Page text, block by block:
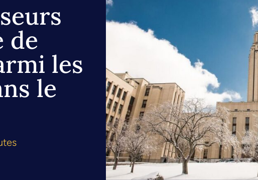
de
les
le